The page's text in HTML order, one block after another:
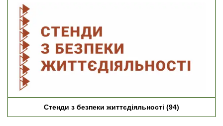
Стенди з безпеки життєдіяльності (94)